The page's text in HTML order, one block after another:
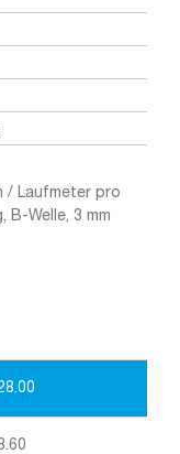
/ Laufmeter pro
B-Welle, 3 mm